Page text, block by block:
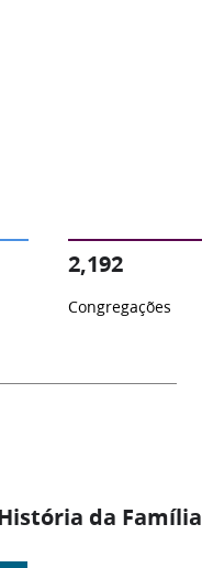
2,192
Congregações
da Família